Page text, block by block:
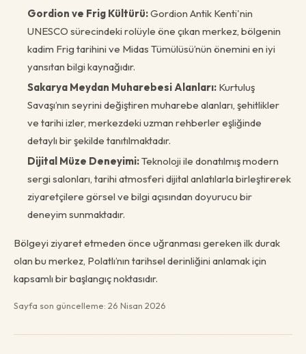
Gordion ve Frig Kültürü:Gordion Antik Kenti'nin
UNESCO sürecindeki rolüyle öne çıkan merkez, bölgenin
kadim Frig tarihini ve Midas Tümülüsü’nün önemini en iyi
yansıtan bilgi kaynağıdır.
Sakarya Meydan Muharebesi Alanları: Kurtuluş
Savaşı’nın seyrini değiştiren muharebe alanları, şehitlikler
ve tarihi izler, merkezdeki uzman rehberler eşliğinde
detaylı bir şekilde tanıtılmaktadır.
Dijital Müze Deneyimi:Teknoloji ile donatılmış modern
sergi salonları, tarihi atmosferi dijital anlatılarla birleştirerek
ziyaretçilere görsel ve bilgi açısından doyurucu bir
deneyim sunmaktadır.
Bölgeyi ziyaret etmeden önce uğranması gereken ilk durak
olan bu merkez, Polatlı’nın tarihsel derinliğini anlamak için
kapsamlı bir başlangıç noktasıdır.
Sayfa son güncelleme: 26 Nisan 2026